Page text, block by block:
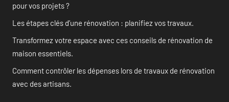
pour vos projets ?
Les étapes clés d’une rénovation : planifiez vos travaux.
Transformez votre espace avec ces conseils de rénovation de
maison essentiels.
Comment contrôler les dépenses lors de travaux de rénovation
avec des artisans.